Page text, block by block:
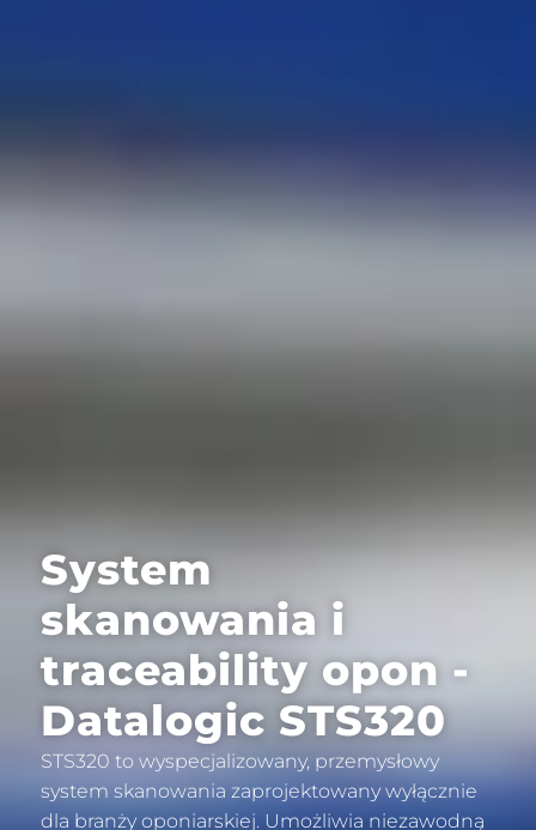
System
skanowania i
traceability opon -
Datalogic STS320
STS320 to wyspecjalizowany, przemysłowy
system skanowania zaprojektowany wyłącznie
dla branży oponiarskiej. Umożliwia niezawodną